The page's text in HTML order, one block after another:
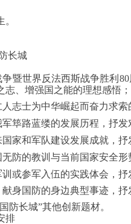
长城
暨世界反法西斯战争胜利80
、 增强国之能的理想感悟；
志士为中华崛起而奋力求索
筚路蓝缕的发展历程，抒发
家和军队建设发展成就，抒
防的教训与当前国家安全形
或参军入伍的实践体会，抒
身国防的身边典型事迹，抒
防长城”其他创新题材。
排